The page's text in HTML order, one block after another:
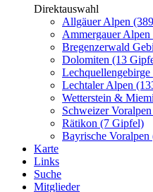
Direktauswahl
Allgäuer Alpen
Ammergauer
Bregenzerwald
Dolomiten (13
Lechtaler Alpen
Wetterstein &
Schweizer
Rätikon (7 Gipfel)
Bayrische Voralpen
Karte
Links
Suche
Mitglieder